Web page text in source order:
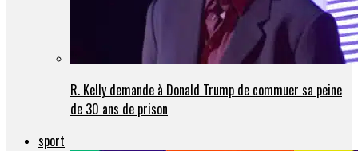
R. Kelly demande à Donald Trump de commuer sa peine
de 30 ans de prison
sport